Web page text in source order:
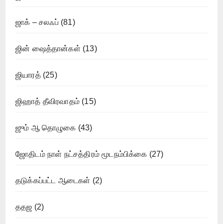
ஜாக் – சலஃப் (81)
ஜின் ஷைத்தான்கள் (13)
ஜியாரத்(25)
ஜிஹாத் தீவிரவாதம் (15)
ஜும் ஆ தொழுகை (43)
ஜோதிடம் நாள் நட்சத்திரம் மூடநம்பிக்கை (27)
தடுக்கப்பட்ட ஆடைகள் (2)
ததஜ (2)